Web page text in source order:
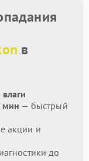
в
мин — быстрый
акции и
до